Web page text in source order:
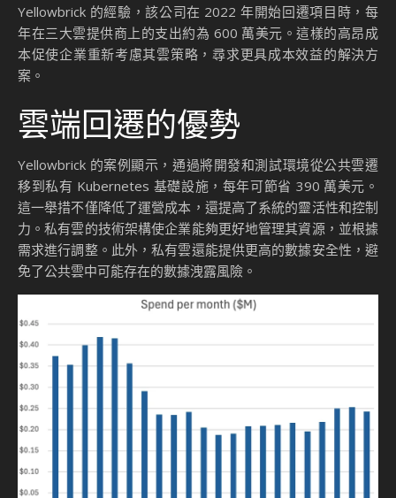
Yellowbrick 的經驗，該公司在 2022 年開始回遷項目時，每
年在三大雲提供商上的支出約為 600 萬美元。這樣的高昂成
本促使企業重新考慮其雲策略，尋求更具成本效益的解決方
案。
雲端回遷的優勢
Yellowbrick 的案例顯示，通過將開發和測試環境從公共雲遷
移到私有 Kubernetes 基礎設施，每年可節省 390 萬美元。
這一舉措不僅降低了運營成本，還提高了系統的靈活性和控制
力。私有雲的技術架構使企業能夠更好地管理其資源，並根據
需求進行調整。此外，私有雲還能提供更高的數據安全性，避
免了公共雲中可能存在的數據洩露風險。